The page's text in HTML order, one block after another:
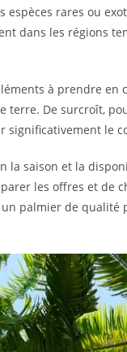
rares ou
dans les régions
à prendre
terre. De surcroît,
significativement le
saison et la
les offres et de
un palmier de qualité